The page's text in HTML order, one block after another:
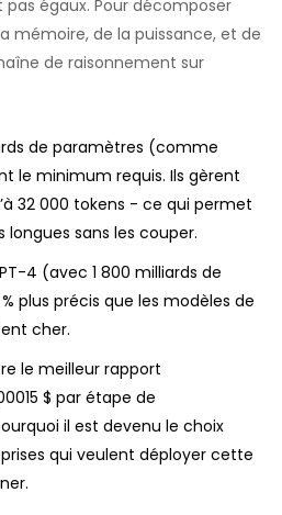
égaux. Pour décomposer
mémoire, de la puissance, et de
de raisonnement sur
de paramètres (comme
le minimum requis. Ils gèrent
32 000 tokens - ce qui permet
sans les couper.
4 (avec 1 800 milliards de
plus précis que les modèles de
cher.
le meilleur rapport
$ par étape de
il est devenu le choix
qui veulent déployer cette